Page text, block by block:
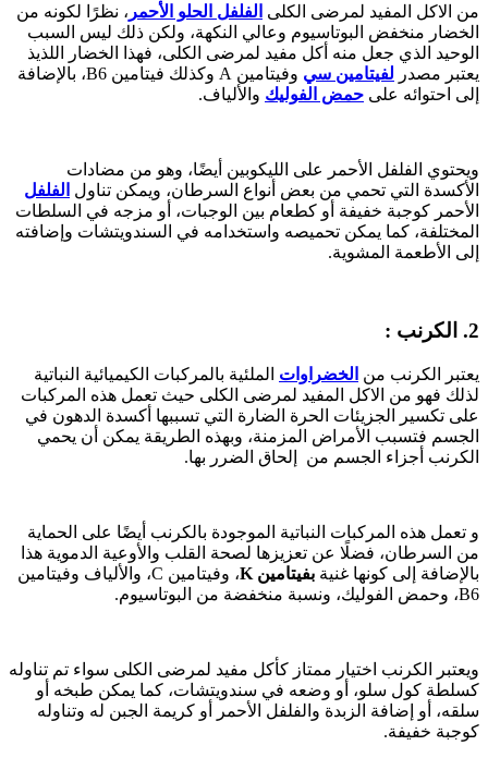
من الاكل المفيد لمرضى الكلى الفلفل الحلو الأحمر ، نظرًا لكونه من
الخضار منخفض البوتاسيوم وعالي النكهة، ولكن ذلك ليس السبب
الوحيد الذي جعل منه أكل مفيد لمرضى الكلى، فهذا الخضار اللذيذ
يعتبر مصدر لفيتامين سي
وفيتامين A وكذلك فيتامين B6، بالإضافة
إلى احتوائه على حمض الفوليك والألياف.
ويحتوي الفلفل الأحمر على الليكوبين أيضًا، وهو من مضادات
الأكسدة التي تحمي من بعض أنواع السرطان، ويمكن تناول الفلفل
الأحمر كوجبة خفيفة أو كطعام بين الوجبات، أو مزجه في السلطات
المختلفة، كما يمكن تحميصه واستخدامه في السندويتشات وإضافته
إلى الأطعمة المشوية.
2. الكرنب :
يعتبر الكرنب من الخضراوات الملئية بالمركبات الكيميائية النباتية
لذلك فهو من الاكل المفيد لمرضى الكلى حيث تعمل هذه المركبات
على تكسير الجزيئات الحرة الضارة التي تسببها أكسدة الدهون في
الجسم فتسبب الأمراض المزمنة، وبهذه الطريقة يمكن أن يحمي
الكرنب أجزاء الجسم من إلحاق الضرر بها.
و تعمل هذه المركبات النباتية الموجودة بالكرنب أيضًا على الحماية
من السرطان، فضلًا عن تعزيزها لصحة القلب والأوعية الدموية هذا
بالإضافة إلى كونها غنية بفيتامين K
، وفيتامين C، والألياف وفيتامين
B6، وحمض الفوليك، ونسبة منخفضة من البوتاسيوم.
ويعتبر الكرنب اختيار ممتاز كأكل مفيد لمرضى الكلى سواء تم تناوله
كسلطة كول سلو، أو وضعه في سندويتشات، كما يمكن طبخه أو
سلقه، أو إضافة الزبدة والفلفل الأحمر أو كريمة الجبن له وتناوله
كوجبة خفيفة.